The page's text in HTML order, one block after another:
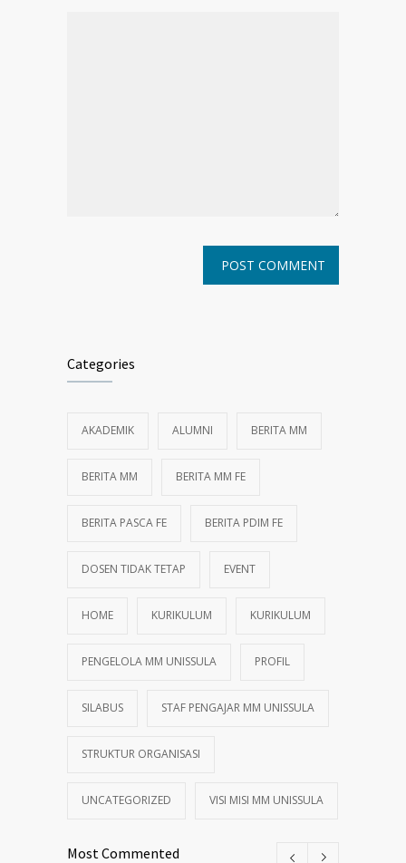
Categories
AKADEMIK ALUMNI BERITA MM
BERITA MM BERITA MM FE
BERITA PASCA FE BERITA PDIM FE
DOSEN TIDAK TETAP EVENT
HOME KURIKULUM KURIKULUM
PENGELOLA MM UNISSULA PROFIL
SILABUS STAF PENGAJAR MM UNISSULA
STRUKTUR ORGANISASI
UNCATEGORIZED VISI MISI MM UNISSULA
Most Commented